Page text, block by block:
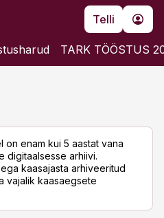
Telli
TARK TÖÖSTUS
on enam kui 5 aastat vana
digitaalsesse arhiivi.
kaasajasta arhiveeritud
vajalik kaasaegsete